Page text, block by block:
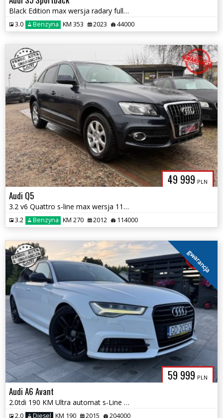
Black Edition max wersja radary full ledy kamery bezwypadkowy 1.r.gwar
3.0 Benzyna KM 353 2023 44000
49 999 PLN
Audi Q5
3.2 v6 Quattro s-line max wersja 114 tys km doinwestowany 1.r. Gwaranc
3.2 Benzyna KM 270 2012 114000
59 999 PLN
gwarancja
Audi A6 Avant
2.0tdi 190 KM Ultra automat s-Line Matrix Navi el.klapa 1. Rok. Gwar
2.0 Diesel KM 190 2015 204000